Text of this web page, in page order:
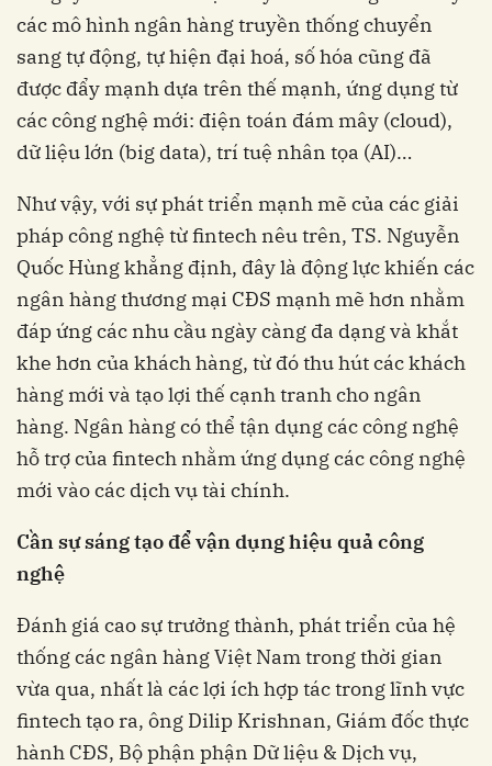
các mô hình ngân hàng truyền thống chuyển
sang tự động, tự hiện đại hoá, số hóa cũng đã
được đẩy mạnh dựa trên thế mạnh, ứng dụng từ
các công nghệ mới: điện toán đám mây (cloud),
dữ liệu lớn (big data), trí tuệ nhân tọa (AI)…
Như vậy, với sự phát triển mạnh mẽ của các giải
pháp công nghệ từ fintech nêu trên, TS. Nguyễn
Quốc Hùng khẳng định, đây là động lực khiến các
ngân hàng thương mại CĐS mạnh mẽ hơn nhằm
đáp ứng các nhu cầu ngày càng đa dạng và khắt
khe hơn của khách hàng, từ đó thu hút các khách
hàng mới và tạo lợi thế cạnh tranh cho ngân
hàng. Ngân hàng có thể tận dụng các công nghệ
hỗ trợ của fintech nhằm ứng dụng các công nghệ
mới vào các dịch vụ tài chính.
Cần sự sáng tạo để vận dụng hiệu quả công
nghệ
Đánh giá cao sự trưởng thành, phát triển của hệ
thống các ngân hàng Việt Namtrong thời gian
vừa qua, nhất là các lợi ích hợp tác trong lĩnh vực
fintech tạo ra, ông Dilip Krishnan, Giám đốc thực
hành CĐS, Bộ phận phận Dữ liệu & Dịch vụ,